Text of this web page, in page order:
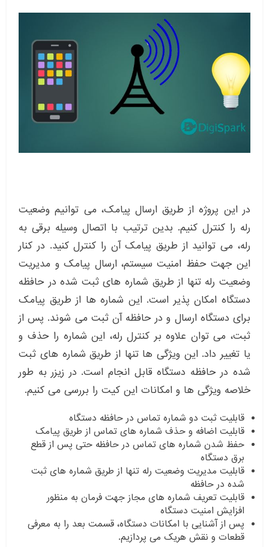
در این پروژه از طریق ارسال پیامک، می توانیم وضعیت
رله را کنترل کنیم. بدین ترتیب با اتصال وسیله برقی به
رله، می توانید از طریق پیامک آن را کنترل کنید. در کنار
این جهت حفظ امنیت سیستم، ارسال پیامک و مدیریت
وضعیت رله تنها از طریق شماره های ثبت شده در حافظه
دستگاه امکان پذیر است. این شماره ها از طریق پیامک
برای دستگاه ارسال و در حافظه آن ثبت می شوند. پس از
ثبت، می توان علاوه بر کنترل رله، این شماره را حذف و
یا تغییر داد. این ویژگی ها تنها از طریق شماره های ثبت
شده در حافظه دستگاه قابل انجام است. در زیزر به طور
خلاصه ویژگی ها و امکانات این کیت را بررسی می کنیم.
قابلیت ثبت دو شماره تماس در حافظه دستگاه
قابلیت اضافه و حذف شماره های تماس از طریق پیامک
حفظ شدن شماره های تماس در حافظه حتی پس از قطع
برق دستگاه
قابلیت مدیریت وضعیت رله تنها از طریق شماره های ثبت
شده در حافظه
قابلیت تعریف شماره های مجاز جهت فرمان به منظور
افزایش امنیت دستگاه
پس از آشنایی با امکانات دستگاه، قسمت بعد را به معرفی
قطعات و نقش هریک می پردازیم.